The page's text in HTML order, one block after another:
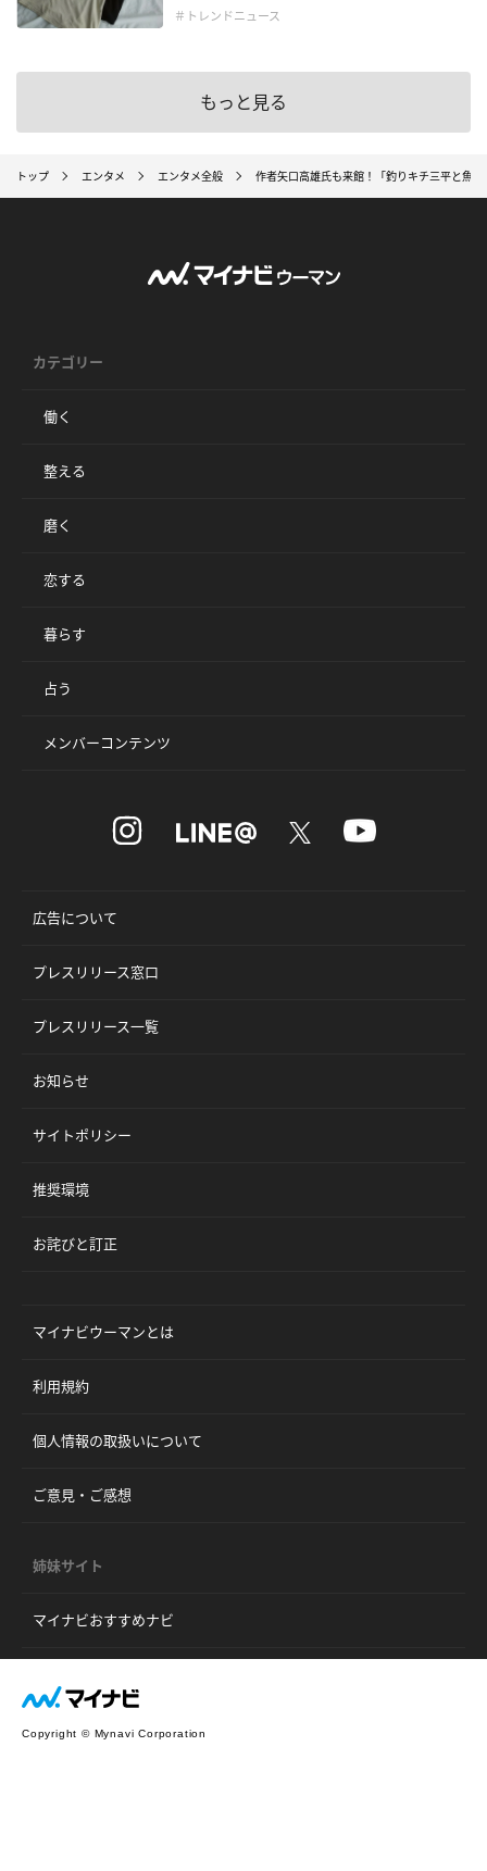
＃トレンドニュース
もっと見る
トップ エンタメ エンタメ全般 作者矢口高雄氏も来館！「釣りキチ三平と魚
カテゴリー
働く
整える
磨く
恋する
暮らす
占う
メンバーコンテンツ
広告について
プレスリリース窓口
プレスリリース一覧
お知らせ
サイトポリシー
推奨環境
お詫びと訂正
マイナビウーマンとは
利用規約
個人情報の取扱いについて
ご意見・ご感想
姉妹サイト
マイナビおすすめナビ
Copyright © Mynavi Corporation